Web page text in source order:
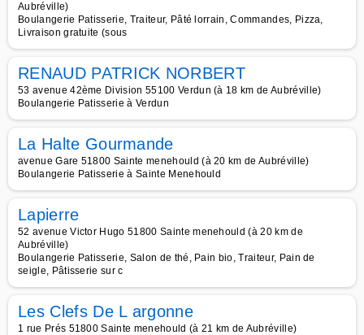
Aubréville)
Boulangerie Patisserie, Traiteur, Pâté lorrain, Commandes, Pizza,
Livraison gratuite (sous
RENAUD PATRICK NORBERT
53 avenue 42ème Division 55100 Verdun (à 18 km de Aubréville)
Boulangerie Patisserie à Verdun
La Halte Gourmande
avenue Gare 51800 Sainte menehould (à 20 km de Aubréville)
Boulangerie Patisserie à Sainte Menehould
Lapierre
52 avenue Victor Hugo 51800 Sainte menehould (à 20 km de
Aubréville)
Boulangerie Patisserie, Salon de thé, Pain bio, Traiteur, Pain de
seigle, Pâtisserie sur c
Les Clefs De L argonne
1 rue Prés 51800 Sainte menehould (à 21 km de Aubréville)